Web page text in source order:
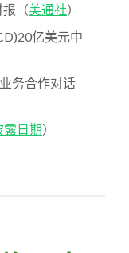
（美通社）
亿美元中
务合作对话
露日期）